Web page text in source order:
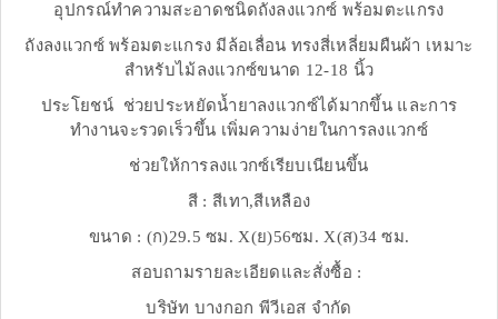
อุปกรณ์ทำความสะอาดชนิดถังลงแวกซ์ พร้อมตะแกรง
ถังลงแวกซ์ พร้อมตะแกรง มีล้อเลื่อน ทรงสี่เหลี่ยมผืนผ้า เหมาะ
สำหรับไม้ลงแวกซ์ขนาด 12-18 นิ้ว
ประโยชน์ ช่วยประหยัดน้ำยาลงแวกซ์ได้มากขึ้น และการ
ทำงานจะรวดเร็วขึ้น เพิ่มความง่ายในการลงแวกซ์
ช่วยให้การลงแวกซ์เรียบเนียนขึ้น
สี : สีเทา,สีเหลือง
ขนาด : (ก)29.5 ซม. X(ย)56ซม. X(ส)34 ซม.
สอบถามรายละเอียดและสั่งซื้อ :
บริษัท บางกอก พีวีเอส จำกัด